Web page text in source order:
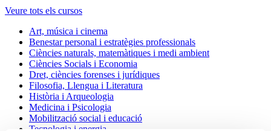
Veure tots els cursos
Art, música i cinema
Benestar personal i estratègies professionals
Ciències naturals, matemàtiques i medi ambient
Ciències Socials i Economia
Dret, ciències forenses i jurídiques
Filosofia, Llengua i Literatura
Història i Arqueologia
Medicina i Psicologia
Mobilització social i educació